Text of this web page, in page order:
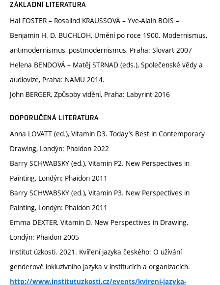
ZÁKLADNÍ LITERATURA
Hal FOSTER – Rosalind KRAUSSOVÁ – Yve-Alain BOIS –
Benjamin H. D. BUCHLOH, Umění po roce 1900. Modernismus,
antimodernismus, postmodernismus, Praha: Slovart 2007
Helena BENDOVÁ – Matěj STRNAD (eds.), Společenské vědy a
audiovize, Praha: NAMU 2014.
John BERGER, Způsoby vidění, Praha: Labyrint 2016
DOPORUČENÁ LITERATURA
Anna LOVATT (ed.), Vitamin D3. Today’s Best in Contemporary
Drawing, Londýn: Phaidon 2022
Barry SCHWABSKY (ed.), Vitamin P2. New Perspectives in
Painting, Londýn: Phaidon 2011
Barry SCHWABSKY (ed.), Vitamin P3. New Perspectives in
Painting, Londýn: Phaidon 2011
Emma DEXTER, Vitamin D. New Perspectives in Drawing,
Londýn: Phaidon 2005
Institut úzkosti. 2021. Kvíření jazyka českého: O užívání
genderově inkluzivního jazyka v institucích a organizacích.
http://www.institutuzkosti.cz/events/kvireni-jazyka-